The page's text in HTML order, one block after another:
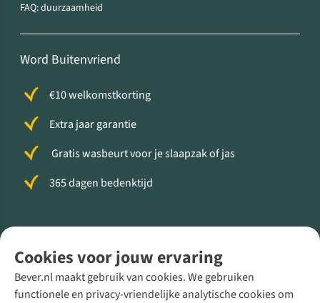
Cookies voor jouw ervaring
Bever.nl maakt gebruik van cookies. We gebruiken
functionele en privacy-vriendelijke analytische cookies om
FAQ: duurzaamheid
Word Buitenvriend
€10 welkomstkorting
Extra jaar garantie
Gratis wasbeurt voor je slaapzak of jas
365 dagen bedenktijd